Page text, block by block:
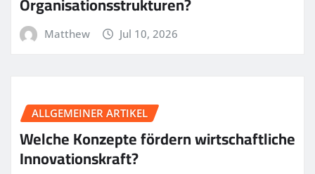
Matthew Jul 10, 2026
ALLGEMEINER ARTIKEL
Welche Konzepte fördern wirtschaftliche
Innovationskraft?